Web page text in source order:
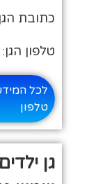
כתובת
טלפון הגן: 02-5385101
טלפון
גן